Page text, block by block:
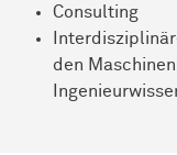
Consulting
den